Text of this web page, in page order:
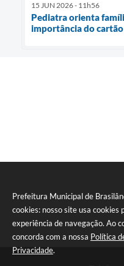
Prefeitura Municipal de
cookies: nosso site usa cookies
experiência de navegação. Ao
concorda com a nossa Política
Privacidade.
15 JUN 2026 - 11h56
Pediatra orienta
importância do